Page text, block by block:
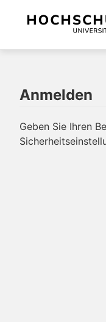
Anmelden
Geben Sie Ihren